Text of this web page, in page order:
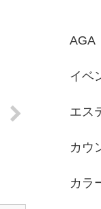
AGA
イベ
エス
カウ
カラ